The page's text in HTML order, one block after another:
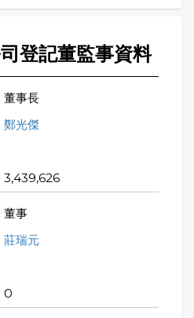
登記董監事資料
董事長
鄭光傑
3,439,626
董事
莊瑞元
0